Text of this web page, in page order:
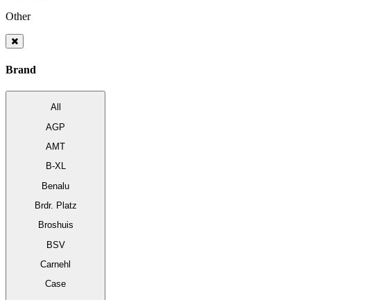
Other
Brand
All
AGP
AMT
B-XL
Benalu
Brdr. Platz
Broshuis
BSV
Carnehl
Case